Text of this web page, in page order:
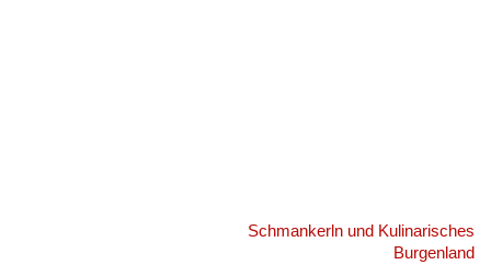
Schmankerln und Kulinarisches
Burgenland